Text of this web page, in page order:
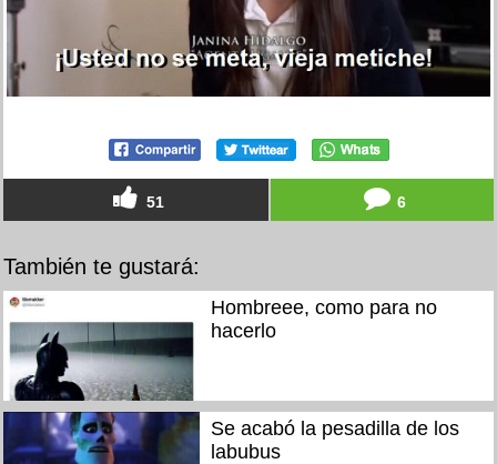
51 6
También te gustará:
Hombreee, como para no
hacerlo
Se acabó la pesadilla de los
labubus